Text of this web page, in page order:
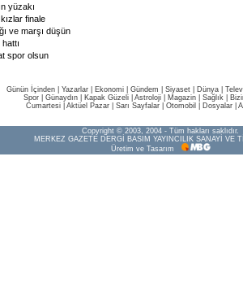
yüzakı
finale
ve marşı düşün
spor olsun
Günün İçinden Yazarlar Ekonomi Gündem Siyaset Dünya |
Spor
Günaydın Kapak Güzeli Astroloji Magazin Sağlık
Cumartesi| Aktüel Pazar| Sarı Sayfalar| Otomobil Dosyalar|
Copyright © 2003, 2004 - Tüm hakları saklıdır.
MERKEZ GAZETE DERGİ BASIM YAYINCILIK SANAYİ VE
Üretim ve Tasarım